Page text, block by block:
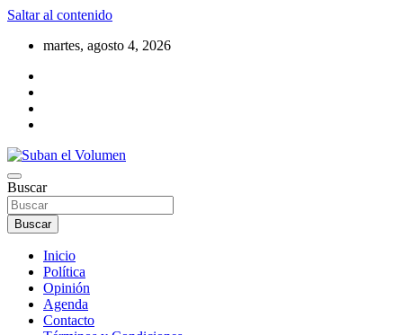
Saltar al contenido
martes, agosto 4, 2026
Suban el Volumen
Noticias Locales, análisis crítico, comunidad, Alta Gracia,
Departamento Santamaría
Buscar
Buscar
Inicio
Política
Opinión
Agenda
Contacto